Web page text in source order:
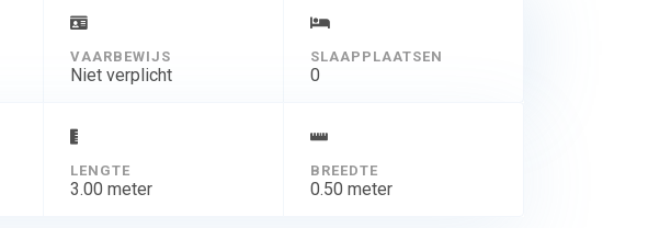
VAARBEWIJS
Niet verplicht
SLAAPPLAATSEN
0
LENGTE
3.00 meter
BREEDTE
0.50 meter